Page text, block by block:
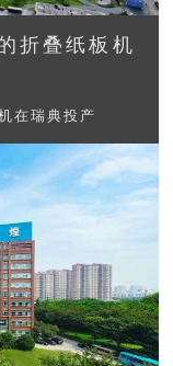
折叠纸板机
在瑞典投产